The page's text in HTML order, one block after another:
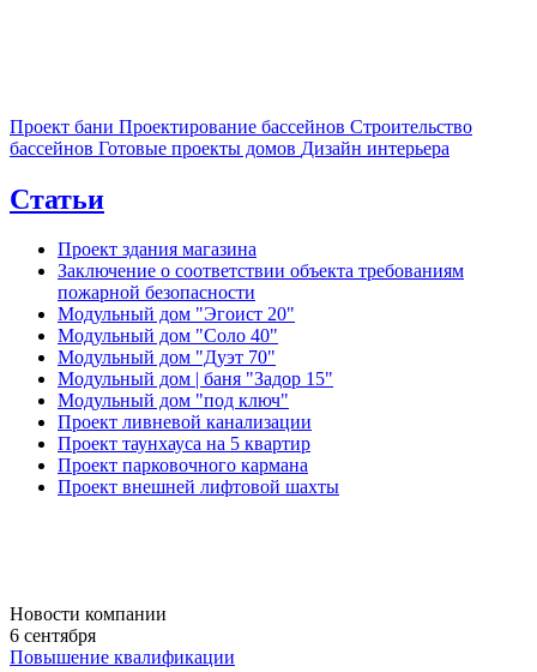
Проект бани Проектирование бассейнов Строительство
бассейнов Готовые проекты домов Дизайн интерьера
Статьи
Проект здания магазина
Заключение о соответствии объекта требованиям
пожарной безопасности
Модульный дом "Эгоист 20"
Модульный дом "Соло 40"
Модульный дом "Дуэт 70"
Модульный дом | баня "Задор 15"
Модульный дом "под ключ"
Проект ливневой канализации
Проект таунхауса на 5 квартир
Проект парковочного кармана
Проект внешней лифтовой шахты
Новости компании
6 сентября
Повышение квалификации